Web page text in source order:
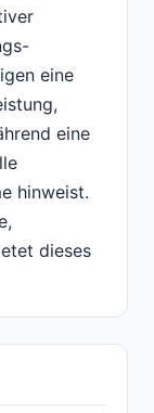
eine
eine
hinweist.
dieses